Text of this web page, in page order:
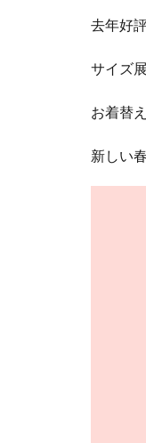
去年好
サイズ
お着替
新しい